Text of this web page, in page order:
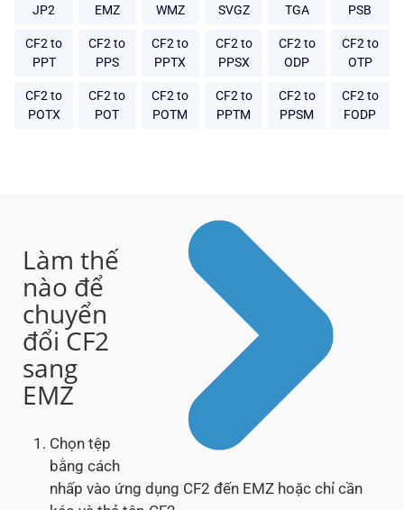
JP2
EMZ
WMZ
SVGZ
TGA
PSB
CF2 to
PPT
CF2 to
PPS
CF2 to
PPTX
CF2 to
PPSX
CF2 to
ODP
CF2 to
OTP
CF2 to
POTX
CF2 to
POT
CF2 to
POTM
CF2 to
PPTM
CF2 to
PPSM
CF2 to
FODP
Làm thế
nào để
chuyển
đổi CF2
sang
EMZ
Chọn tệp
bằng cách
nhấp vào ứng dụng CF2 đến EMZ hoặc chỉ cần